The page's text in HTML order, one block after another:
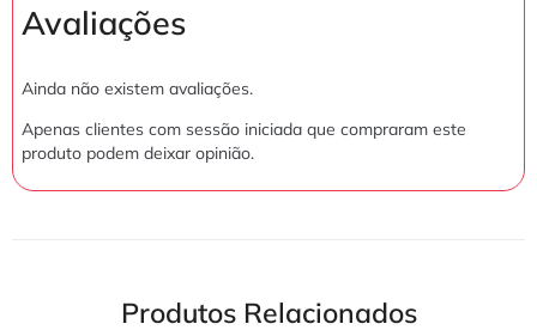
Avaliações
Ainda não existem avaliações.
Apenas clientes com sessão iniciada que compraram este
produto podem deixar opinião.
Produtos Relacionados